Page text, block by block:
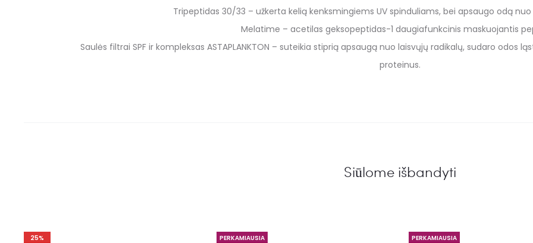
Tripeptidas 30/33 – užkerta kelią kenksmingiems UV spinduliams, bei apsaugo odą
Melatime – acetilas geksopeptidas-1 daugiafunkcinis maskuojantis
Saulės filtrai SPF ir kompleksas ASTAPLANKTON – suteikia stiprią apsaugą nuo laisvųjų radikalų, sudaro odos
proteinus.
Siūlome išbandyti
25%
PERKAMIAUSIA
PERKAMIAUSIA